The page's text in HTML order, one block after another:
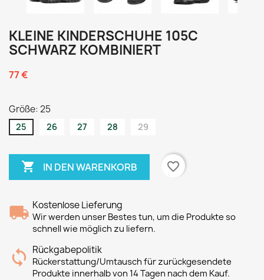
KLEINE KINDERSCHUHE 105C
SCHWARZ KOMBINIERT
77 €
Größe: 25
25 26 27 28 29
 IN DEN WARENKORB favorite_border
Kostenlose Lieferung
Wir werden unser Bestes tun, um die Produkte so
schnell wie möglich zu liefern.
Rückgabepolitik
Rückerstattung/Umtausch für zurückgesendete
Produkte innerhalb von 14 Tagen nach dem Kauf.